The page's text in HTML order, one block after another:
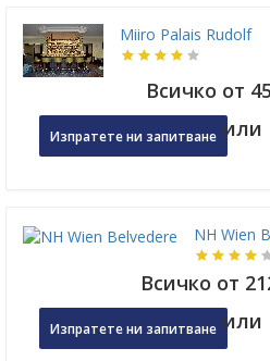
Miiro Palais Rudolf
Всичко от
Изпратете ни запитване или
NH Wien
Всичко от
Изпратете ни запитване или